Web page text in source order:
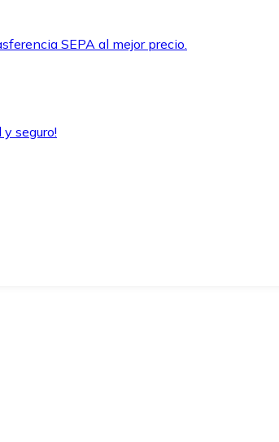
SEPA al mejor precio.
seguro!